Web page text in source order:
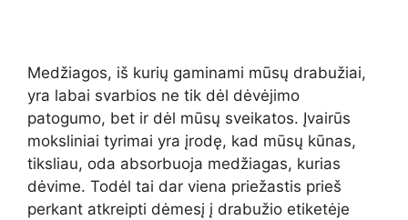
Medžiagos, iš kurių gaminami mūsų drabužiai,
yra labai svarbios ne tik dėl dėvėjimo
patogumo, bet ir dėl mūsų sveikatos. Įvairūs
moksliniai tyrimai yra įrodę, kad mūsų kūnas,
tiksliau, oda absorbuoja medžiagas, kurias
dėvime. Todėl tai dar viena priežastis prieš
perkant atkreipti dėmesį į drabužio etiketėje